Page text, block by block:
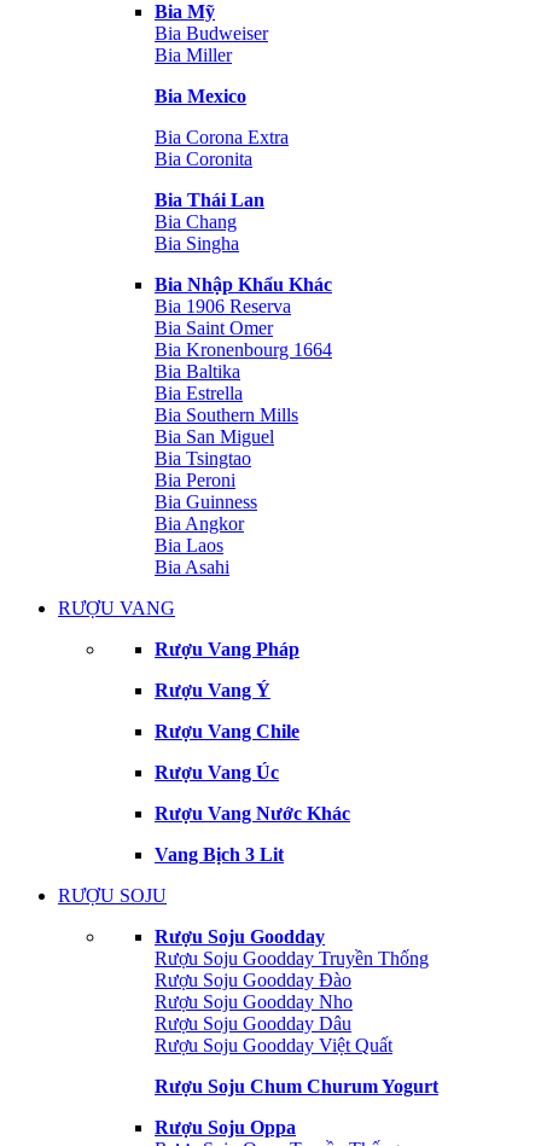
Bia Mỹ
Bia Budweiser
Bia Miller
Bia Mexico
Bia Corona Extra
Bia Coronita
Bia Thái Lan
Bia Chang
Bia Singha
Bia Nhập Khẩu Khác
Bia 1906 Reserva
Bia Saint Omer
Bia Kronenbourg 1664
Bia Baltika
Bia Estrella
Bia Southern Mills
Bia San Miguel
Bia Tsingtao
Bia Peroni
Bia Guinness
Bia Angkor
Bia Laos
Bia Asahi
RƯỢU VANG
Rượu Vang Pháp
Rượu Vang Ý
Rượu Vang Chile
Rượu Vang Úc
Rượu Vang Nước Khác
Vang Bịch 3 Lit
RƯỢU SOJU
Rượu Soju Goodday
Rượu Soju Goodday Truyền Thống
Rượu Soju Goodday Đào
Rượu Soju Goodday Nho
Rượu Soju Goodday Dâu
Rượu Soju Goodday Việt Quất
Rượu Soju Chum Churum Yogurt
Rượu Soju Oppa